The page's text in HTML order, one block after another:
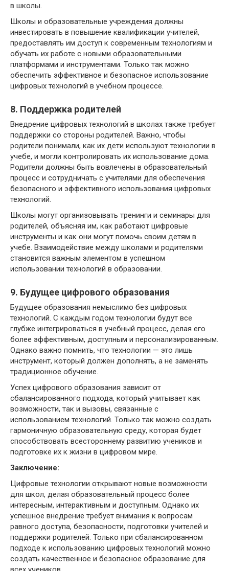
в школы.
Школы и образовательные учреждения должны
инвестировать в повышение квалификации учителей,
предоставлять им доступ к современным технологиям и
обучать их работе с новыми образовательными
платформами и инструментами. Только так можно
обеспечить эффективное и безопасное использование
цифровых технологий в учебном процессе.
8. Поддержка родителей
Внедрение цифровых технологий в школах также требует
поддержки со стороны родителей. Важно, чтобы
родители понимали, как их дети используют технологии в
учебе, и могли контролировать их использование дома.
Родители должны быть вовлечены в образовательный
процесс и сотрудничать с учителями для обеспечения
безопасного и эффективного использования цифровых
технологий.
Школы могут организовывать тренинги и семинары для
родителей, объясняя им, как работают цифровые
инструменты и как они могут помочь своим детям в
учебе. Взаимодействие между школами и родителями
становится важным элементом в успешном
использовании технологий в образовании.
9. Будущее цифрового образования
Будущее образования немыслимо без цифровых
технологий. С каждым годом технологии будут все
глубже интегрироваться в учебный процесс, делая его
более эффективным, доступным и персонализированным.
Однако важно помнить, что технологии — это лишь
инструмент, который должен дополнять, а не заменять
традиционное обучение.
Успех цифрового образования зависит от
сбалансированного подхода, который учитывает как
возможности, так и вызовы, связанные с
использованием технологий. Только так можно создать
гармоничную образовательную среду, которая будет
способствовать всестороннему развитию учеников и
подготовке их к жизни в цифровом мире.
Заключение:
Цифровые технологии открывают новые возможности
для школ, делая образовательный процесс более
интересным, интерактивным и доступным. Однако их
успешное внедрение требует внимания к вопросам
равного доступа, безопасности, подготовки учителей и
поддержки родителей. Только при сбалансированном
подходе к использованию цифровых технологий можно
создать качественное и безопасное образование для